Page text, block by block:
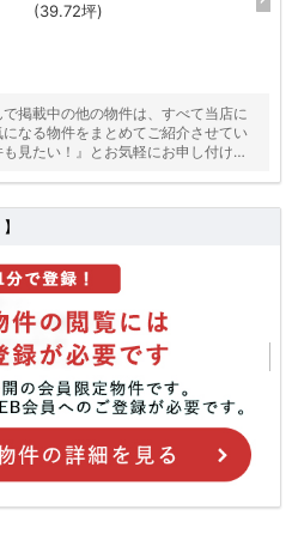
(39.72坪)
掲載中の他の物件は、すべて当店に
なる物件をまとめてご紹介させてい
見たい！』とお気軽にお申し付けく